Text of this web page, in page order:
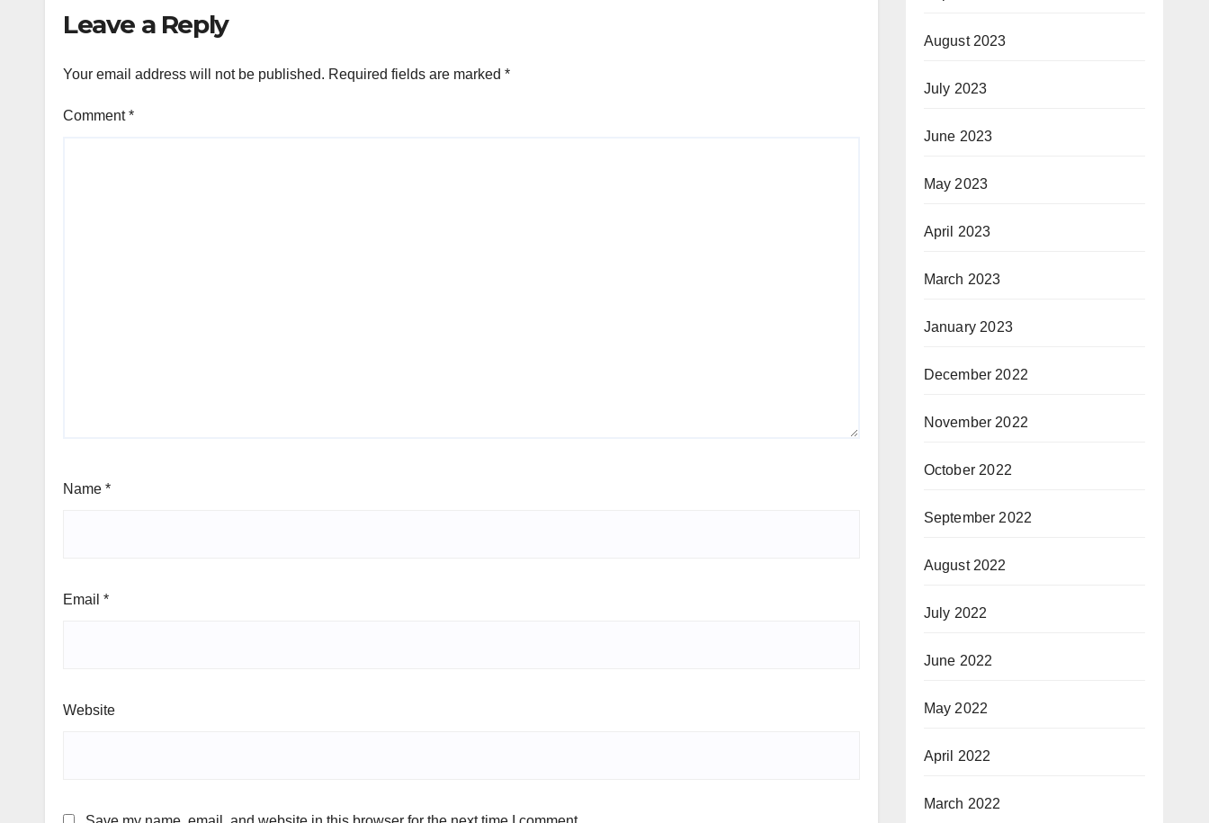
Leave a Reply
Your email address will not be published. Required fields are marked *
Comment*
Name *
Email *
Website
August 2023
July 2023
June 2023
May 2023
April 2023
March 2023
January 2023
December 2022
November 2022
October 2022
September 2022
August 2022
July 2022
June 2022
May 2022
April 2022
March 2022